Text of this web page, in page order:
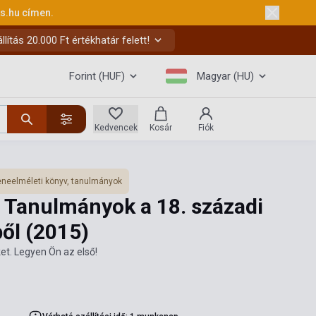
címen.
20.000 Ft értékhatár felett!
Forint (HUF) Magyar (HU)
Kedvencek Kosár Fiók
könyv, tanulmányok
a 18. századi
(2015)
Legyen Ön az első!